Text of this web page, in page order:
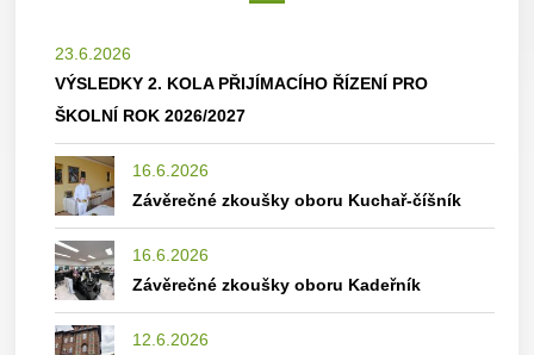
23.6.2026
VÝSLEDKY 2. KOLA PŘIJÍMACÍHO ŘÍZENÍ PRO
ŠKOLNÍ ROK 2026/2027
16.6.2026
Závěrečné zkoušky oboru Kuchař-číšník
16.6.2026
Závěrečné zkoušky oboru Kadeřník
12.6.2026